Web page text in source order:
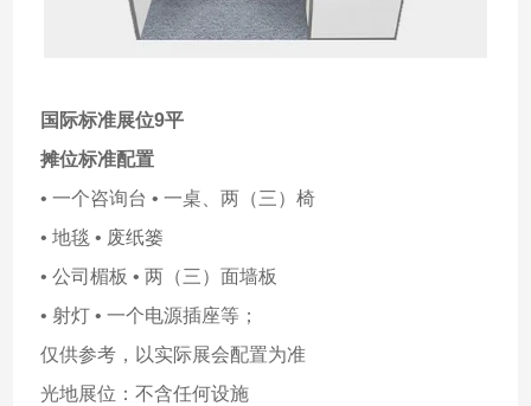
国际标准展位9平
摊位标准配置
• 一个咨询台 • 一桌、两（三）椅
• 地毯 • 废纸篓
• 公司楣板 • 两（三）面墙板
• 射灯 • 一个电源插座等；
仅供参考，以实际展会配置为准
光地展位：不含任何设施